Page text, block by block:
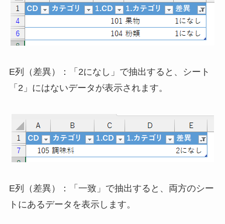
E列（差異）：「2になし」で抽出すると、シート
「2」にはないデータが表示されます。
E列（差異）：「一致」で抽出すると、両方のシー
トにあるデータを表示します。